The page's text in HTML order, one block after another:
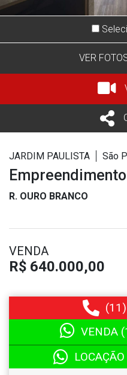
VER
(11)
VENDA
JARDIM PAULISTA São
R. OURO BRANCO
VENDA
R$ 640.000,00